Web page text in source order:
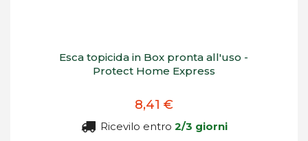
Esca topicida in Box pronta all'uso -
Protect Home Express
8,41 €
Ricevilo entro 2/3 giorni